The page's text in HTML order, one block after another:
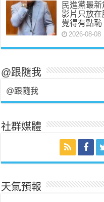
民進黨最
影片只放
覺得有點
2026-08-08
@跟隨我
@跟隨我
社群媒體
天氣預報